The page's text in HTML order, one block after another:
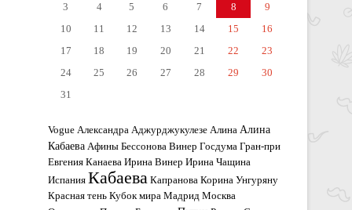
3
4 5 6 7 8
9
10
11 12 13 14 15
16
17
18 19 20 21 22
23
24
25 26 27 28 29
30
31
Vogue Александра Аджурджукулезе Алина Алина
Кабаева Афины Бессонова Винер Госдума Гран-при
Евгения Канаева Ирина Винер Ирина Чащина
Испания Кабаева Капранова Корина Унгуряну
Красная тень Кубок мира Мадрид Москва